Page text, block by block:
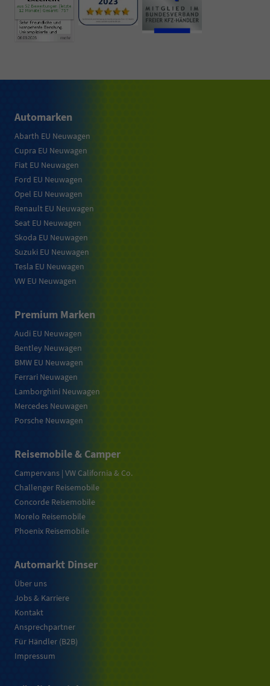
Automarken
Abarth EU Neuwagen
Cupra EU Neuwagen
Fiat EU Neuwagen
Ford EU Neuwagen
Opel EU Neuwagen
Renault EU Neuwagen
Seat EU Neuwagen
Skoda EU Neuwagen
Suzuki EU Neuwagen
Tesla EU Neuwagen
VW EU Neuwagen
Premium Marken
Audi EU Neuwagen
Bentley Neuwagen
BMW EU Neuwagen
Ferrari Neuwagen
Lamborghini Neuwagen
Mercedes Neuwagen
Porsche Neuwagen
Reisemobile & Camper
Campervans | VW California & Co.
Challenger Reisemobile
Concorde Reisemobile
Morelo Reisemobile
Phoenix Reisemobile
Automarkt Dinser
Über uns
Jobs & Karriere
Kontakt
Ansprechpartner
Für Händler (B2B)
Impressum